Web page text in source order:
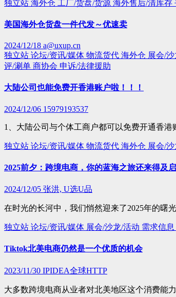
独立站 海外仓 工厂/货盘/货源 海外售后/清库存
美国海外仓货盘一件代发～优速卖
2024/12/18 a@uxup.cn
独立站 论坛/资讯/媒体 物流货代 海外仓 展会/
评/涮单 商协会 申诉/法律援助
大陆公司也能免费开香港账户啦！！！
2024/12/06 15979193537
1、大陆公司与个体工商户都可以免费开通香
独立站 论坛/资讯/媒体 物流货代 海外仓 展会/
2025前夕：跨境电商，你的蓝海之旅还来得及
2024/12/05 张洪, U选U品
在时光的长河中，我们悄然迎来了2025年的曙
独立站 论坛/资讯/媒体 展会/沙龙/活动 需求信息
Tiktok北美电商仍然是一个优质的机会
2023/11/30 IPIDEA全球HTTP
大多数跨境电商从业者对北美地区这个消费能